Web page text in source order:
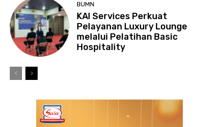
BUMN
KAI Services Perkuat
Pelayanan Luxury Lounge
melalui Pelatihan Basic
Hospitality